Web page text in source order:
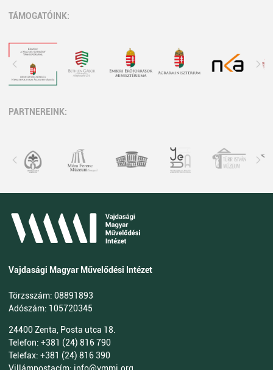
TÁMOGATÓINK:
PARTNEREINK:
Vajdasági Magyar Művelődési Intézet
Törzsszám: 08891893
Adószám: 105720345
24400 Zenta, Posta utca 18.
Telefon: +381 (24) 816 790
Telefax: +381 (24) 816 390